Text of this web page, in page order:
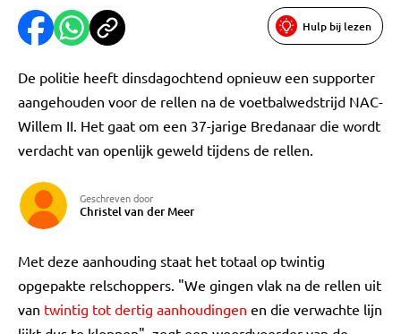
Hulp bij lezen
De politie heeft dinsdagochtend opnieuw een supporter
aangehouden voor de rellen na de voetbalwedstrijd NAC-
Willem II. Het gaat om een 37-jarige Bredanaar die wordt
verdacht van openlijk geweld tijdens de rellen.
Geschreven door
Christel van der Meer
Met deze aanhouding staat het totaal op twintig
opgepakte relschoppers. "We gingen vlak na de rellen uit
van twintig tot dertig aanhoudingen en die verwachte lijn